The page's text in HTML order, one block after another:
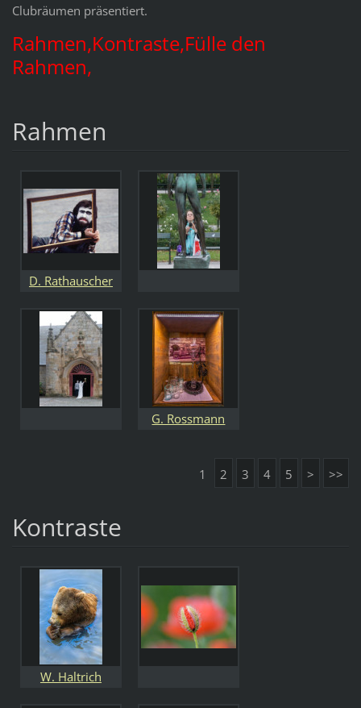
Clubräumen präsentiert.
Rahmen,Kontraste,Fülle den
Rahmen,
Rahmen
D. Rathauscher
G. Rossmann
1 2 3 4 5 > >>
Kontraste
W. Haltrich